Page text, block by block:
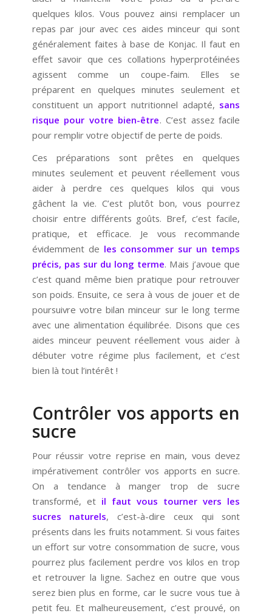
quelques kilos. Vous pouvez ainsi remplacer un
repas par jour avec ces aides minceur qui sont
généralement faites à base de Konjac. Il faut en
effet savoir que ces collations hyperprotéinées
agissent comme un coupe-faim. Elles se
préparent en quelques minutes seulement et
constituent un apport nutritionnel adapté, sans
risque pour votre bien-être. C’est assez facile
pour remplir votre objectif de perte de poids.
Ces préparations sont prêtes en quelques
minutes seulement et peuvent réellement vous
aider à perdre ces quelques kilos qui vous
gâchent la vie. C’est plutôt bon, vous pourrez
choisir entre différents goûts. Bref, c’est facile,
pratique, et efficace. Je vous recommande
évidemment de les consommer sur un temps
précis, pas sur du long terme. Mais j’avoue que
c’est quand même bien pratique pour retrouver
son poids. Ensuite, ce sera à vous de jouer et de
poursuivre votre bilan minceur sur le long terme
avec une alimentation équilibrée. Disons que ces
aides minceur peuvent réellement vous aider à
débuter votre régime plus facilement, et c’est
bien là tout l’intérêt !
Contrôler vos apports en
sucre
Pour réussir votre reprise en main, vous devez
impérativement contrôler vos apports en sucre.
On a tendance à manger trop de sucre
transformé, et il faut vous tourner vers les
sucres naturels, c’est-à-dire ceux qui sont
présents dans les fruits notamment. Si vous faites
un effort sur votre consommation de sucre, vous
pourrez plus facilement perdre vos kilos en trop
et retrouver la ligne. Sachez en outre que vous
serez bien plus en forme, car le sucre vous tue à
petit feu. Et malheureusement, c’est prouvé, on